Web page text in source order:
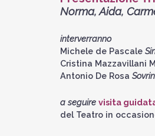
Norma, Aida,
interverranno
Michele de Pascale
Cristina Mazzavillani
Antonio De Rosa
a seguire visita
del Teatro in